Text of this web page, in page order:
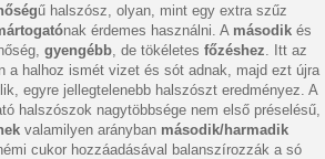
ű halszósz, olyan, mint egy extra szűz
nak érdemes használni. A második és
gyengébb, de tökéletes főzéshez. Itt az
a halhoz ismét vizet és sót adnak, majd ezt újra
egyre jellegtelenebb halszószt eredményez. A
halszószok nagytöbbsége nem első préselésű,
valamilyen arányban második/harmadik
cukor hozzáadásával balanszírozzák a só